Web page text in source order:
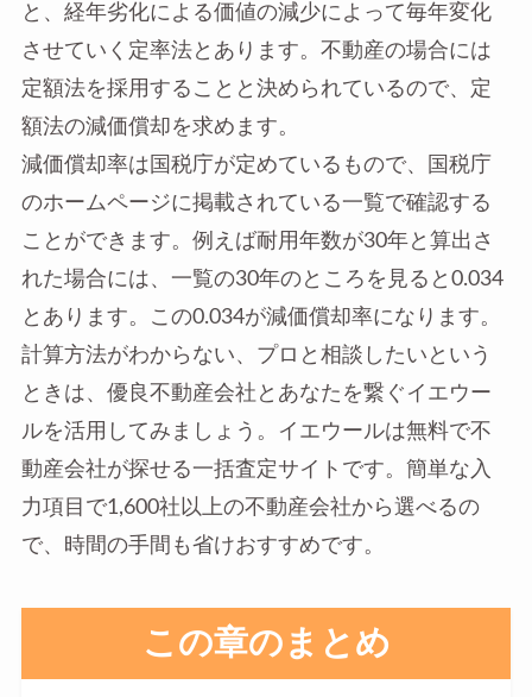
と、経年劣化による価値の減少によって毎年変化
させていく定率法とあります。不動産の場合には
定額法を採用することと決められているので、定
額法の減価償却を求めます。
減価償却率は国税庁が定めているもので、国税庁
のホームページに掲載されている一覧で確認する
ことができます。例えば耐用年数が30年と算出さ
れた場合には、一覧の30年のところを見ると0.034
とあります。この0.034が減価償却率になります。
計算方法がわからない、プロと相談したいという
ときは、優良不動産会社とあなたを繋ぐイエウー
ルを活用してみましょう。イエウールは無料で不
動産会社が探せる一括査定サイトです。簡単な入
力項目で1,600社以上の不動産会社から選べるの
で、時間の手間も省けおすすめです。
この章のまとめ